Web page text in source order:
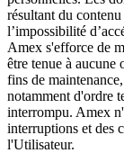
résultant du
l’impossibilité
Amex s'efforce de
être tenue à
fins de
notamment d'ordre
interrompu. Amex
interruptions et des
l'Utilisateur.